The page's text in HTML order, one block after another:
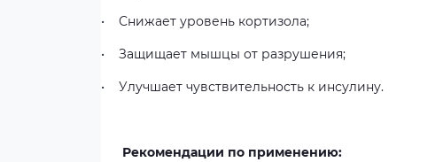
• Снижает уровень кортизола;
• Защищает мышцы от разрушения;
• Улучшает чувствительность к инсулину.
Рекомендации по применению: